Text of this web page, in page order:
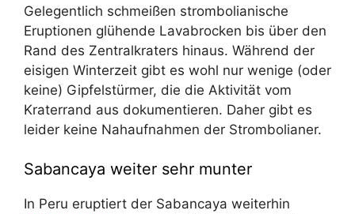
Gelegentlich schmeißen strombolianische
Eruptionen glühende Lavabrocken bis über den
Rand des Zentralkraters hinaus. Während der
eisigen Winterzeit gibt es wohl nur wenige (oder
keine) Gipfelstürmer, die die Aktivität vom
Kraterrand aus dokumentieren. Daher gibt es
leider keine Nahaufnahmen der Strombolianer.
Sabancaya weiter sehr munter
In Peru eruptiert der Sabancaya weiterhin